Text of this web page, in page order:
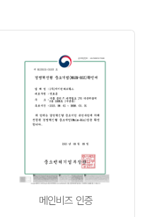
메인비즈 인증
나, 그와 유사한
인 홈페이지를 운영하는
, 반 국가 이적 단체 등)
체납하고 있는 경우
이력 혹은 불량 사용
낙을 유보할 수
한 경우
규정하는 미성년자일
및 서비스 개통)